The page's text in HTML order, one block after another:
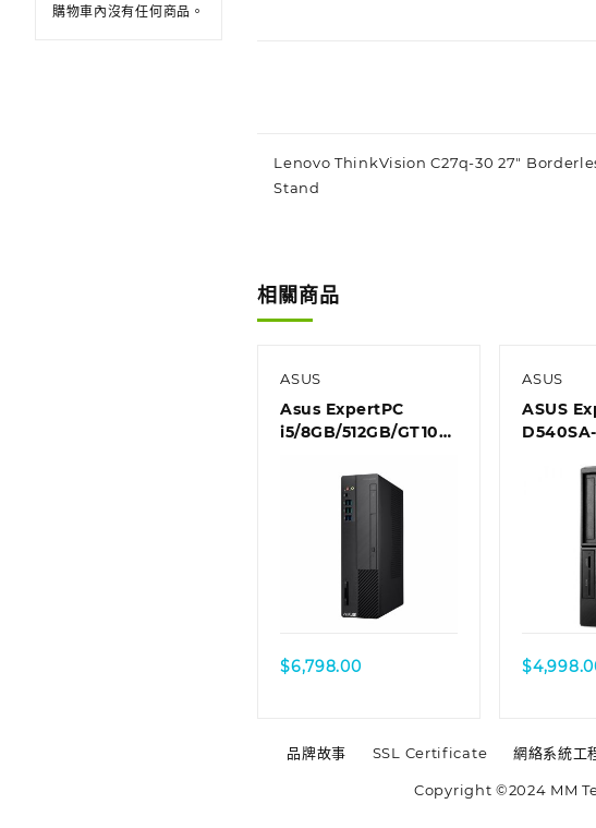
購物車內沒有任何商品。
Lenovo ThinkVision C27q-30 27″
Stand
相關商品
ASUS
Asus ExpertPC
i5/8GB/512GB/GT1030
D6414SFF-
I59400003T
$6,798.00
ASUS
ASUS
$
品牌故事 SSL Certificate 網絡系統工
Copyright ©2024 MM